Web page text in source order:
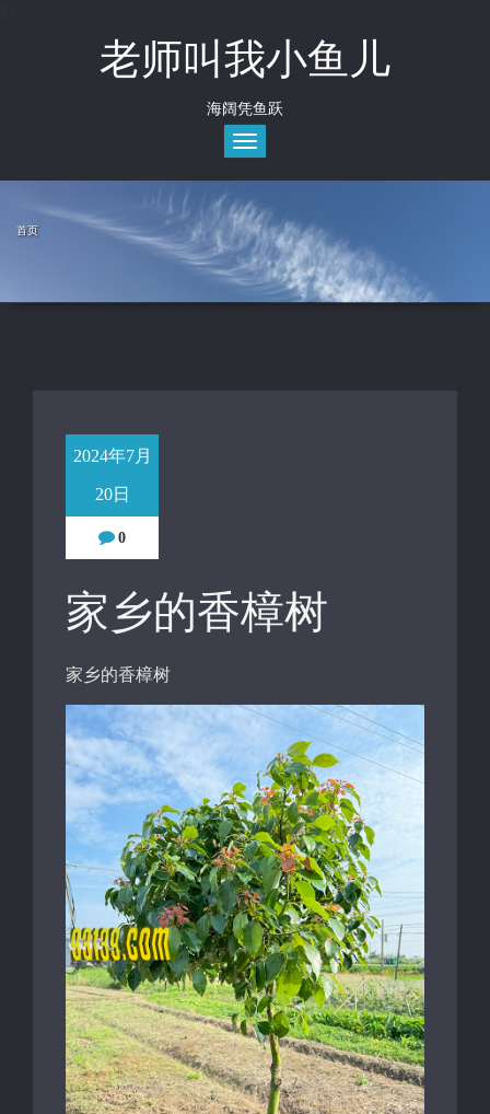
老师叫我小鱼儿
海阔凭鱼跃
Toggle
navigation
首页
2024年7月
20日
0
家乡的香樟树
家乡的香樟树